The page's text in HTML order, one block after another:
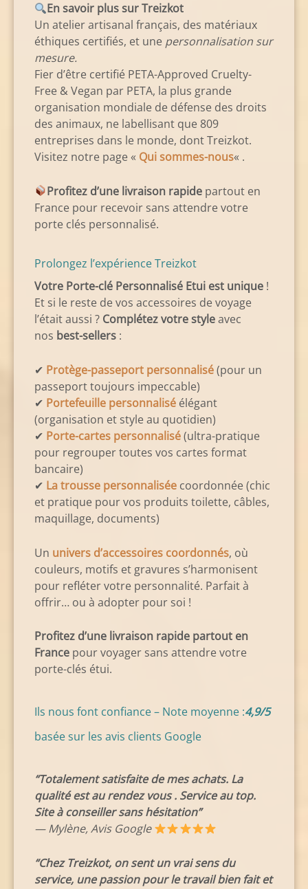
En savoir plus sur Treizkot
Un atelier artisanal français, des matériaux
éthiques certifiés, et une personnalisation sur
mesure.
Fier d’être certifié PETA-Approved Cruelty-
Free & Vegan par PETA, la plus grande
organisation mondiale de défense des droits
des animaux, ne labellisant que 809
entreprises dans le monde, dont Treizkot.
Visitez notre page « Qui sommes-nous« .
Profitez d’une livraison rapide partout en
France pour recevoir sans attendre votre
porte clés personnalisé.
Prolongez l’expérience Treizkot
Votre Porte-clé Personnalisé Etui est unique !
Et si le reste de vos accessoires de voyage
l’était aussi ? Complétez votre styleavec
nos best-sellers :
✔ Protège-passeport personnalisé(pour un
passeport toujours impeccable)
✔ Portefeuille personnalisé élégant
(organisation et style au quotidien)
✔ Porte-cartes personnalisé(ultra-pratique
pour regrouper toutes vos cartes format
bancaire)
✔ La trousse personnalisée coordonnée (chic
et pratique pour vos produits toilette, câbles,
maquillage, documents)
Un univers d’accessoires coordonnés, où
couleurs, motifs et gravures s’harmonisent
pour refléter votre personnalité. Parfait à
offrir… ou à adopter pour soi !
Profitez d’une livraison rapide partout en
France pour voyager sans attendre votre
porte-clés étui.
Ils nous font confiance – Note moyenne :4,9/5
basée sur les avis clients Google
“Totalement satisfaite de mes achats. La
qualité est au rendez vous . Service au top.
Site à conseiller sans hésitation”
— Mylène, Avis Google
“Chez Treizkot, on sent un vrai sens du
service, une passion pour le travail bien fait et